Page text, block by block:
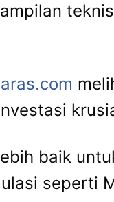
baik
seperti